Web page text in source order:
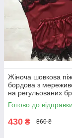
Жіноча шовкова
бордова з
на регульованих
шорти
Готово до відправки
430 ₴ 860 ₴